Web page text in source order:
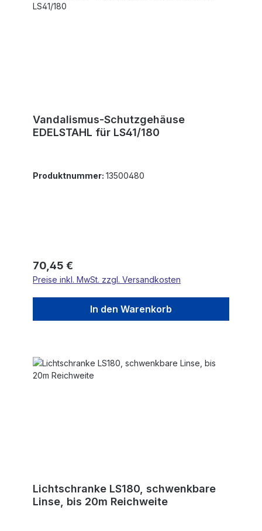
Vandalismus-Schutzgehäuse
EDELSTAHL für LS41/180
Produktnummer: 13500480
Regulärer Preis:
70,45 €
Preise inkl. MwSt. zzgl. Versandkosten
In den Warenkorb
Lichtschranke LS180, schwenkbare
Linse, bis 20m Reichweite